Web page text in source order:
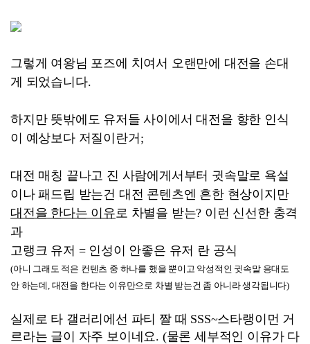
그렇게 여왕님 포즈에 치여서 오랜만에 대전을 손대
게 되었습니다.
하지만 뜻밖에도 유저들 사이에서 대전을 향한 인식
이 예상보다저질이란거;
대전 매칭 끝나고 진 사람에게서부터 귓속말로 욕설
이나 패드립 받는건 대전 콘텐츠엔 흔한 현상이지만
대전을 한다는 이유로 차별을 받는? 이런 신선한 충격
과
고랭크 유저 = 인성이 안좋은 유저 란 공식
(아니 그래도 적은 컨텐츠 중 하나를 했을 뿐이고 악성적인 귓속말 응대도
안 하는데, 대전을 한다는 이유만으로 차별 받는건 좀 아니라 생각됩니다)
실제로 타 갤러리에선 파티 짤 때 SSS~스타랭이먼 거
르라는 글이 자주 보이네요. (물론 세부적인 이유가 다